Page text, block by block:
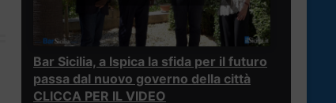
Bar Sicilia, a Ispica la sfida per il futuro
passa dal nuovo governo della città
CLICCA PER IL VIDEO